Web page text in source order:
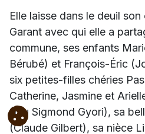
Elle laisse dans le deuil
Garant avec qui elle a
commune, ses enfants
Bérubé) et François-Éric
six petites-filles chéries
Catherine, Jasmine et
(feu Sigmond Gyori), sa
(Claude Gilbert), sa nièce